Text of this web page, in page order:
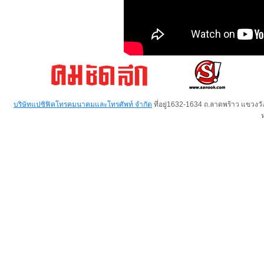
บริษัทแปซิฟิคโทรคมนาคมและโทรศัพท์ จำกัด ที่อยู่1632-1634 ถ.ลาดพร้าว แขวง